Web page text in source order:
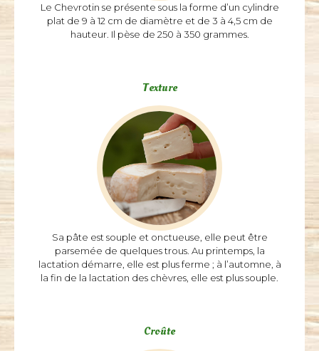
plat de 9 à 12 cm de diamètre et de 3 à 4,5 cm de
hauteur. Il pèse de 250 à 350 grammes.
Sa croûte lavée est rosée, recouverte d’une fine
mousse blanche. Toujours claire, elle revêt des
teintes allant du blanc crémeux au jaune d’or, en
fonction des saisons et de l’alimentation des chèvres
(foin, herbe, fleurs…).
Le Chevrotin se présente sous la forme d’un cylindre
plat de 9 à 12 cm de diamètre et de 3 à 4,5 cm de
hauteur. Il pèse de 250 à 350 grammes.
Texture
Sa pâte est souple et onctueuse, elle peut être
parsemée de quelques trous. Au printemps, la
lactation démarre, elle est plus ferme ; à l’automne, à
la fin de la lactation des chèvres, elle est plus souple.
Croûte